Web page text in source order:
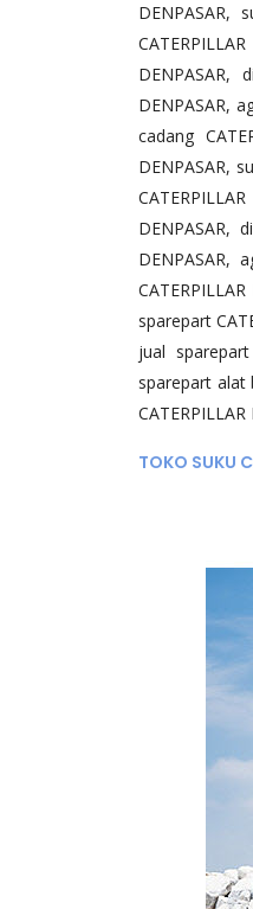
DENPASAR,
DENPASAR,
DENPASAR,
cadang
DENPASAR,
DENPASAR,
DENPASAR,
sparepart
jual
sparepart alat
CATERPILLAR
TOKO SUKU